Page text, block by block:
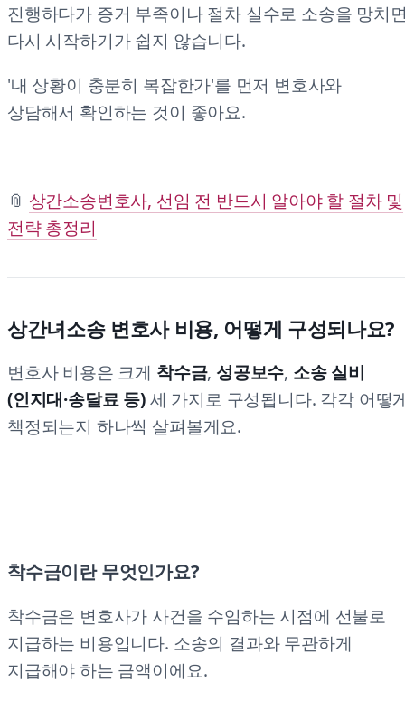
진행하다가 증거 부족이나 절차 실수로 소송을 망치
다시 시작하기가 쉽지 않습니다.
'내 상황이 충분히 복잡한가'를 먼저 변호사와
상담해서 확인하는 것이 좋아요.
📎 상간소송변호사, 선임 전 반드시 알아야 할 절차 및
전략 총정리
상간녀소송 변호사 비용, 어떻게 구성되나요?
변호사 비용은 크게 착수금, 성공보수, 소송 실비
(인지대·송달료 등)세 가지로 구성됩니다. 각각 어떻
책정되는지 하나씩 살펴볼게요.
착수금이란 무엇인가요?
착수금은 변호사가 사건을 수임하는 시점에 선불로
지급하는 비용입니다. 소송의 결과와 무관하게
지급해야 하는 금액이에요.